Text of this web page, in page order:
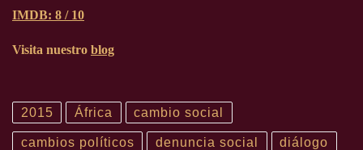
IMDB: 8 / 10
Visita nuestro blog
2015 África cambio social
cambios políticos denuncia social diálogo